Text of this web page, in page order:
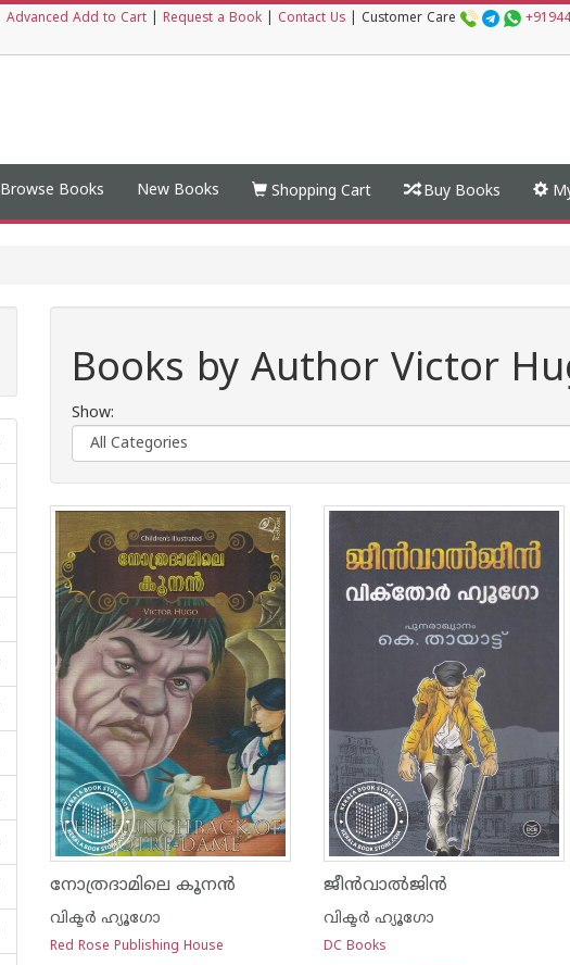
Advanced Add to Cart Request a Book Contact Us Customer Care
Browse Books New Books Shopping Cart Buy Books
Books by Author Victor
Show:
നോത്രദാമിലെ കൂനന്‍
വിക്ടര്‍ ഹ്യൂഗോ
Red Rose Publishing House
ജീന്‍വാല്‍ജിന്‍
വിക്ടര്‍ ഹ്യൂഗോ
DC Books